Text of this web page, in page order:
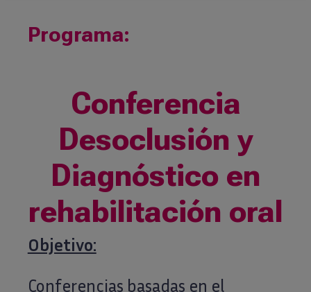
Programa:
Conferencia
Desoclusión y
Diagnóstico en
rehabilitación oral
Objetivo:
Conferencias basadas en el